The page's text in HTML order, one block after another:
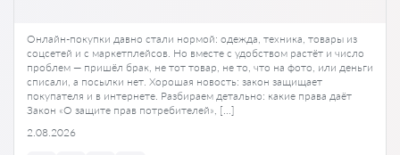
Онлайн-покупки давно стали нормой: одежда, техника, товары из
соцсетей и с маркетплейсов. Но вместе с удобством растёт и число
проблем — пришёл брак, не тот товар, не то, что на фото, или деньги
списали, а посылки нет. Хорошая новость: закон защищает
покупателя и в интернете. Разбираем детально: какие права даёт
Закон «О защите прав потребителей», […]
2.08.2026